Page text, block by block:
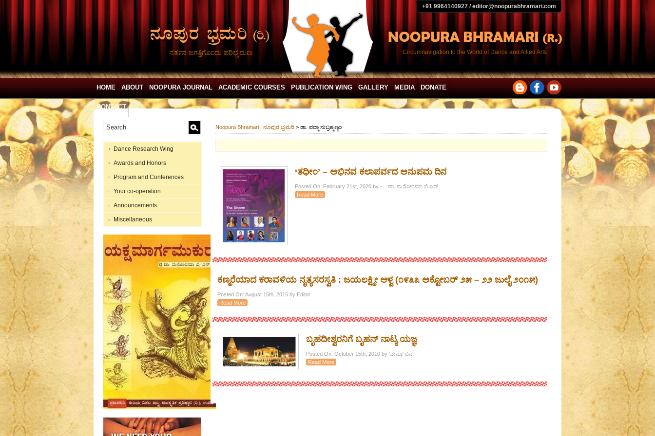
+91 9964140927 / editor@noopurabhramari.com
ನರ್ತನ ಜಗತ್ತಿಗೊಂದು ಪರಿಭ್ರಮಣ Circumnavigation to the World of Dance and Allied Arts
HOME ABOUT NOOPURA JOURNAL ACADEMIC COURSES PUBLICATION WING GALLERY MEDIA DONATE
CONTACT
Dance Research Wing
Awards and Honors
Program and Conferences
Your co-operation
Announcements
Miscellaneous
Noopura Bhramari | ನೂಪುರ ಭ್ರಮರಿ > ಡಾ. ಪದ್ಮಾ ಸುಬ್ರಹ್ಮಣ್ಯಂ
​‘ತಧೀಂ’ – ಅಭಿನವ ಕಲಾಪರ್ವದ ಅನುಪಮ ದಿನ
Posted On: February 21st, 2020 by - ಡಾ. ಮನೋರಮಾ ಬಿ.ಎನ್
Read More
ಕಣ್ಮರೆಯಾದ ಕರಾವಳಿಯ ನೃತ್ಯಸರಸ್ವತಿ : ಜಯಲಕ್ಷ್ಮೀ ಆಳ್ವ (೧೯೩೩ ಅಕ್ಟೋಬರ್ ೨೫ – ೨೨ ಜುಲೈ ೨೦೧೫)
Posted On: August 15th, 2015 by Editor
Read More
ಬೃಹದೀಶ್ವರನಿಗೆ ಬೃಹನ್ ನಾಟ್ಯ ಯಜ್ಞ
Posted On: October 15th, 2010 by 'ಮನೂ' ಬನ
Read More